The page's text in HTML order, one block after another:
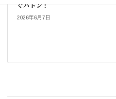
ぐバトン！
2026年6月7日